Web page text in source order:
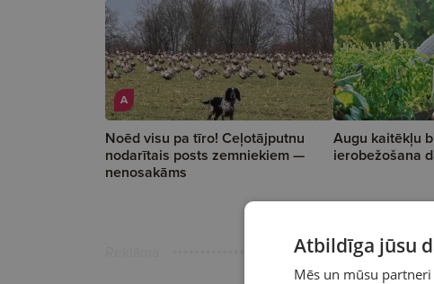
A
Noēd visu pa tīro! Ceļotājputnu
nodarītais posts zemniekiem —
nenosakāms
Augu kaitēkļu
ierobežošana
Atbildīga jūsu
Mēs un mūsu